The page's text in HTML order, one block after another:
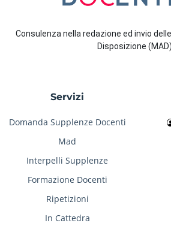
Consulenza nella redazione ed invio
Disposizione (MAD)
Servizi
Domanda Supplenze Docenti
Mad
Interpelli Supplenze
Formazione Docenti
Ripetizioni
In Cattedra